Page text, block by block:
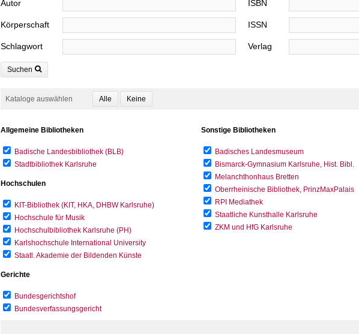
Autor
Körperschaft
Schlagwort
ISBN
ISSN
Verlag
Suchen
Kataloge auswählen
Allgemeine Bibliotheken
Badische Landesbibliothek (BLB)
Stadtbibliothek Karlsruhe
Hochschulen
KIT-Bibliothek (KIT, HKA, DHBW Karlsruhe)
Hochschule für Musik
Hochschulbibliothek Karlsruhe (PH)
Karlshochschule International University
Staatl. Akademie der Bildenden Künste
Gerichte
Bundesgerichtshof
Bundesverfassungsgericht
Sonstige Bibliotheken
Badisches Landesmuseum
Bismarck-Gymnasium Karlsruhe, Hist. Bibl.
Melanchthonhaus Bretten
Oberrheinische Bibliothek, PrinzMaxPalais
RPI Mediathek
Staatliche Kunsthalle Karlsruhe
ZKM und HfG Karlsruhe